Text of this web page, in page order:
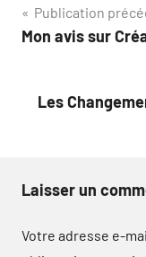
Navigation
de
Publication
Mon avis sur
Les
Laisser un
Votre adresse e-